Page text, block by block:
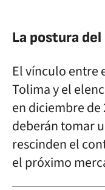
La postura
El vínculo entre
Tolima y el
en diciembre
deberán tomar
rescinden el
el próximo